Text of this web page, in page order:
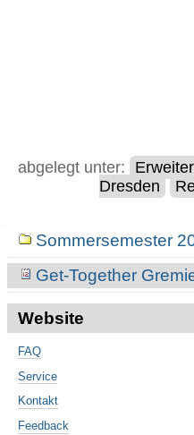
abgelegt unter:
Dresden
NavigationSommersemester
Get-Together
Website
FAQ
Service
Kontakt
Feedback